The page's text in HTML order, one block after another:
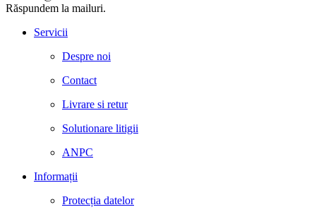
Răspundem la mailuri.
Servicii
Despre noi
Contact
Livrare si retur
Solutionare litigii
ANPC
Informații
Protecția datelor